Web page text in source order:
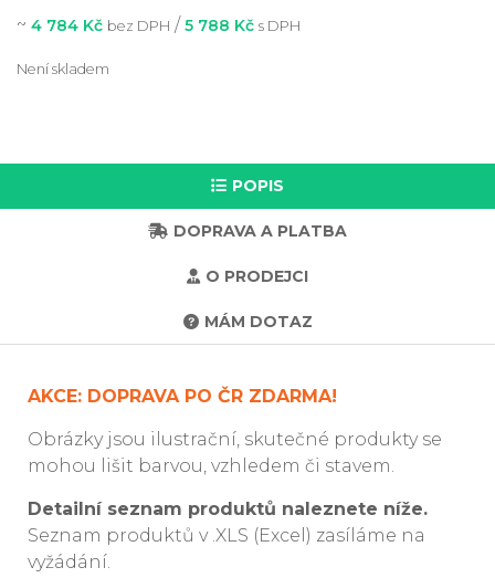
~ 4 784 Kč bez DPH / 5 788 Kč s DPH
Není skladem
POPIS
DOPRAVA A PLATBA
O PRODEJCI
MÁM DOTAZ
AKCE: DOPRAVA PO ČR ZDARMA!
Obrázky jsou ilustrační, skutečné produkty se
mohou lišit barvou, vzhledem či stavem.
Detailní seznam produktů naleznete níže.
Seznam produktů v .XLS (Excel) zasíláme na
vyžádání.